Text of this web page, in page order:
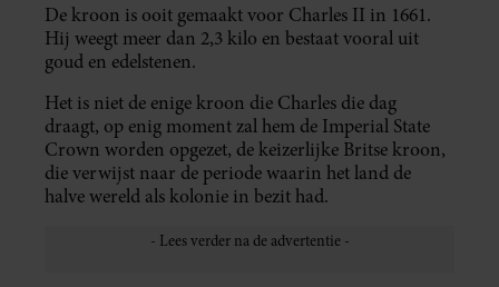
De kroon is ooit gemaakt voor Charles II in 1661.
Hij weegt meer dan 2,3 kilo en bestaat vooral uit
goud en edelstenen.
Het is niet de enige kroon die Charles die dag
draagt, op enig moment zal hem de Imperial State
Crown worden opgezet, de keizerlijke Britse kroon,
die verwijst naar de periode waarin het land de
halve wereld als kolonie in bezit had.